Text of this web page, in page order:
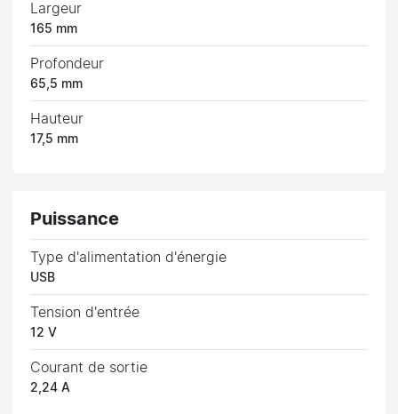
Largeur
165 mm
Profondeur
65,5 mm
Hauteur
17,5 mm
Puissance
Type d'alimentation d'énergie
USB
Tension d'entrée
12 V
Courant de sortie
2,24 A